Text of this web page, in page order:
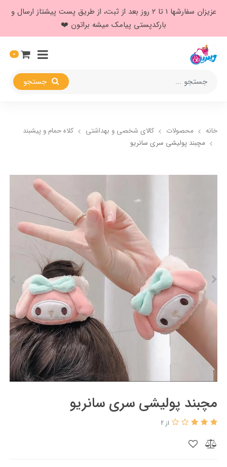
عزیزان سفارشها ۱ تا ۲ روز بعد از ثبت، از طریق پست پیشتاز ارسال و
بارکدپستی پیامک میشه براتون ❤️
0
خانه محصولات کالای شخصی و بهداشتی
کلاه حمام و پیشبند
مچبند پولیشی سری سانریو
مچبند پولیشی سری سانریو
از 2